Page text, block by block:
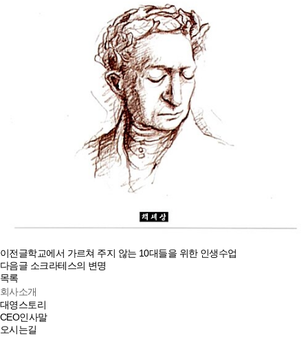
이전글학교에서 가르쳐 주지 않는 10대들을 위한 인생수업
다음글 소크라테스의 변명
목록
회사소개
대영스토리
CEO인사말
오시는길